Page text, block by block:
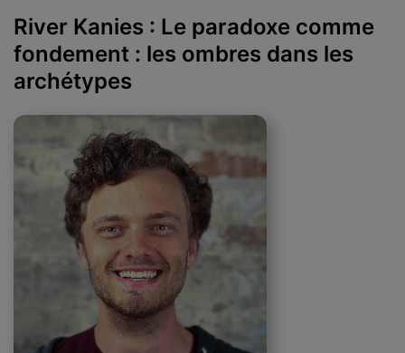
River Kanies : Le paradoxe comme
fondement : les ombres dans les
archétypes